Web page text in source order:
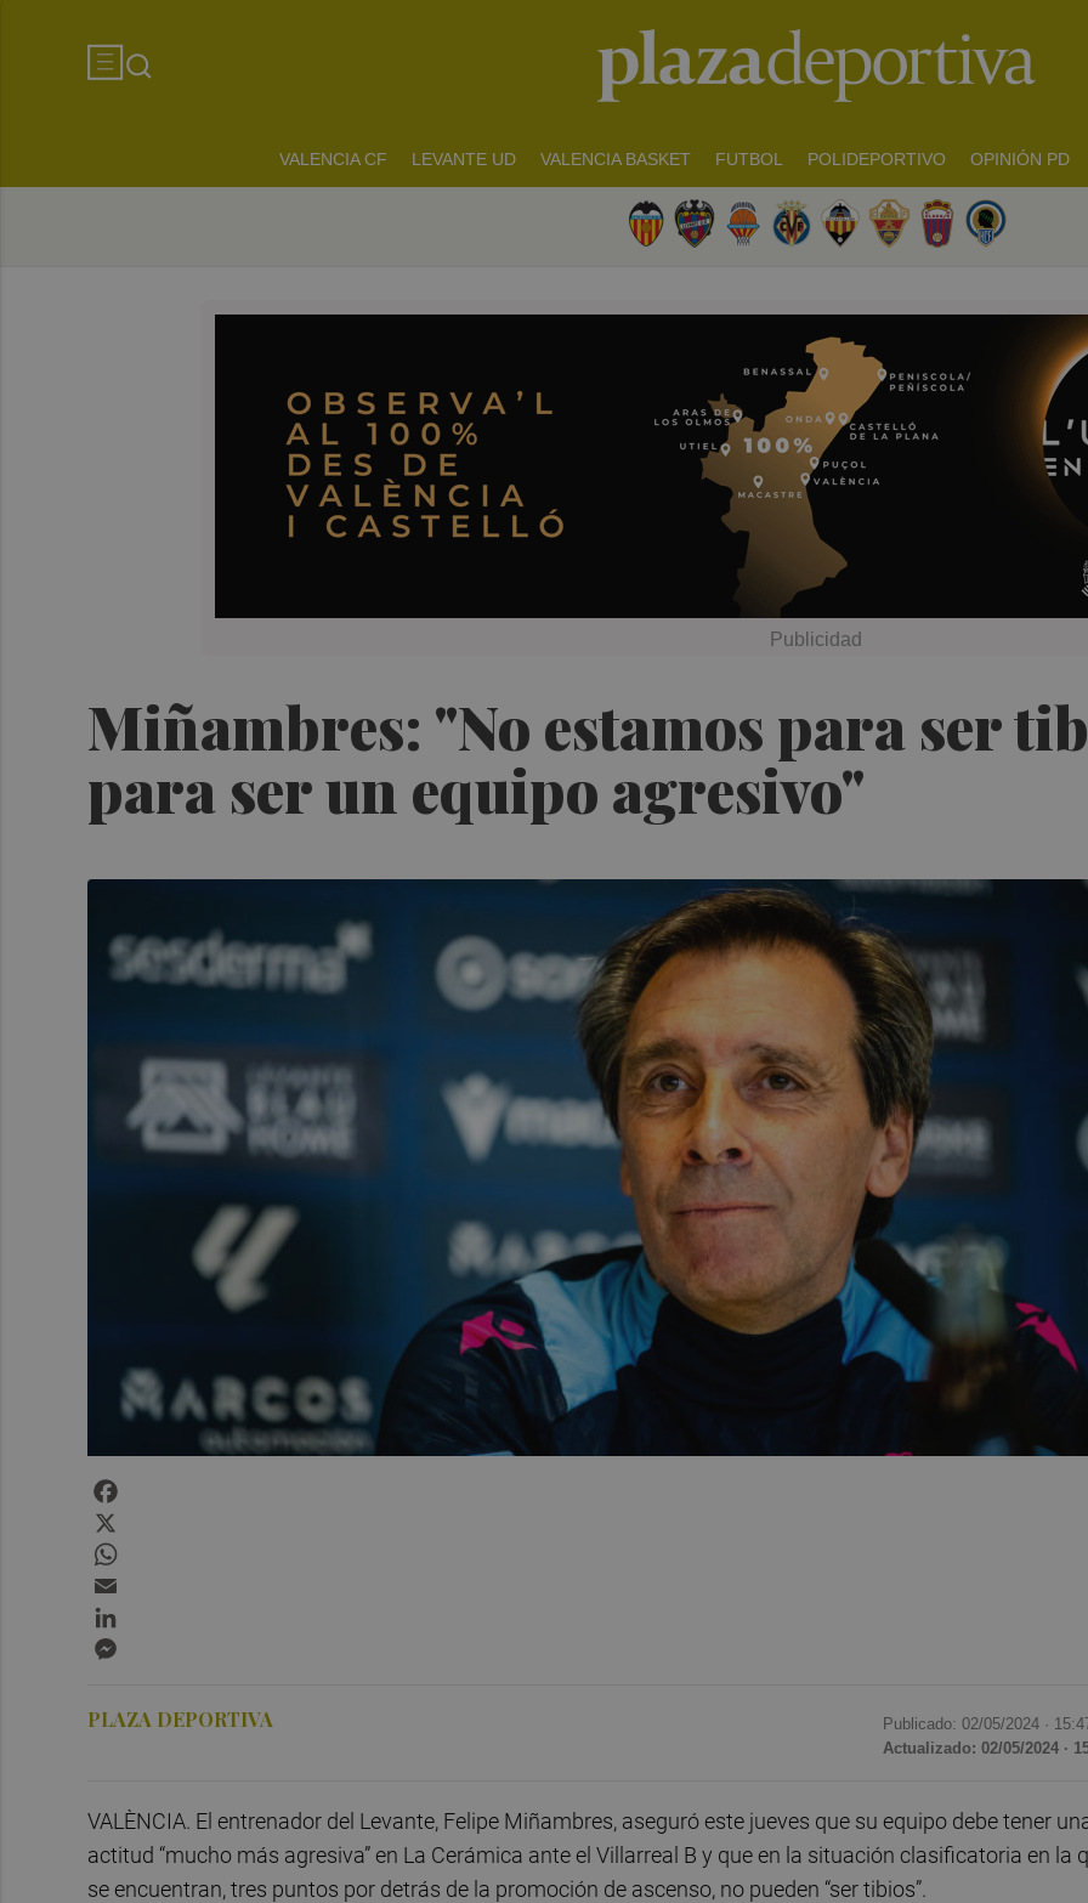
VALENCIA CF LEVANTE UD VALENCIA BASKET FUTBOL POLIDEPORTIVO OPINIÓN PD
Miñambres: "No estamos para ser
para ser un equipo agresivo"
PLAZA DEPORTIVA Publicado: 02/05/2024 ·
Actualizado: 02/05/2024 ·
VALÈNCIA. El entrenador del Levante, Felipe Miñambres, aseguró este jueves que su equipo debe tener
actitud “mucho más agresiva” en La Cerámica ante el Villarreal B y que en la situación clasificatoria en la
se encuentran, tres puntos por detrás de la promoción de ascenso, no pueden “ser tibios”.